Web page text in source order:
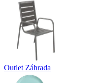
Outlet Záhrada